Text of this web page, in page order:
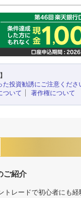
た投資勧誘にご注意くださ
ついて
著作権について
ご紹介
トレードで初心者にも